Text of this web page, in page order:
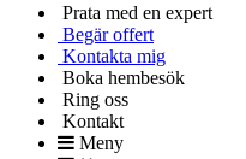
Prata med en expert
Begär offert
Kontakta mig
Boka hembesök
Ring oss
Kontakt
Meny